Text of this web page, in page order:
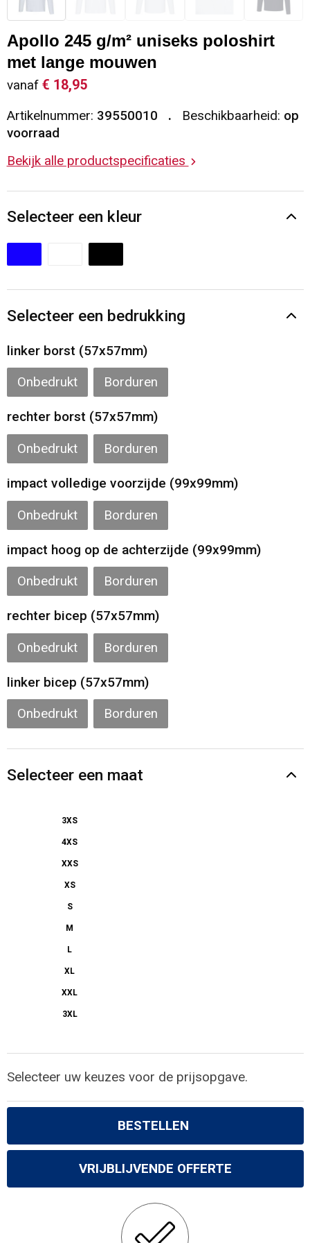
Sleutelhangers en Lanyards
Snoepgoed
Spellen voor binnen en buiten
Sport
Veiligheid, Auto en Fiets
Waterflesjes
Vesten
Gilets
Restauranttextiel
Reflecterende vesten
Hoofdbescherming
Reflecterende polo's
Handschoenen en Sjaals
Oog- en gelaatsbescherming
Gilets
Kledingaccessoires
Apollo 245 g/m² uniseks poloshirt
met lange mouwen
vanaf € 18,95
Artikelnummer: 39550010 Beschikbaarheid: op
voorraad
Bekijk alle productspecificaties
Selecteer een kleur
Selecteer een bedrukking
linker borst (57x57mm)
Onbedrukt Borduren
rechter borst (57x57mm)
Onbedrukt Borduren
impact volledige voorzijde (99x99mm)
Onbedrukt Borduren
impact hoog op de achterzijde (99x99mm)
Onbedrukt Borduren
rechter bicep (57x57mm)
Onbedrukt Borduren
linker bicep (57x57mm)
Onbedrukt Borduren
Selecteer een maat
3XS
4XS
XXS
XS
S
M
L
XL
XXL
3XL
Selecteer uw keuzes voor de prijsopgave.
BESTELLEN
VRIJBLIJVENDE OFFERTE